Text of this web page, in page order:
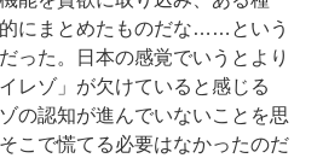
的にまとめたものだな……という
った。日本の感覚でいうとより
レゾ」が欠けていると感じる
の認知が進んでいないことを思
こで慌てる必要はなかったのだ